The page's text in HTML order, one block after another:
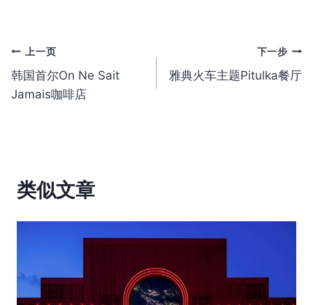
文
章
上一页
韩国首尔On Ne Sait
Jamais咖啡店
下一步
雅典火车主题Pitulka餐厅
类似文章